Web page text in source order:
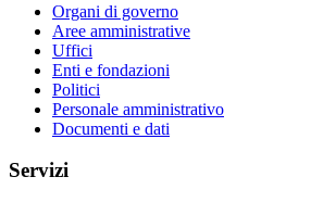
Organi di governo
Aree amministrative
Uffici
Enti e fondazioni
Politici
Personale amministrativo
Documenti e dati
Servizi